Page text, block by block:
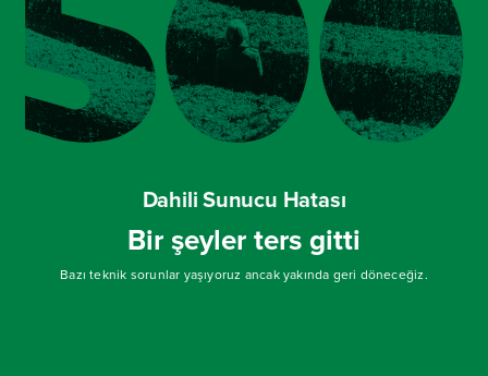
Dahili Sunucu Hatası
Bir şeyler ters gitti
Bazı teknik sorunlar yaşıyoruz ancak yakında geri döneceğiz.